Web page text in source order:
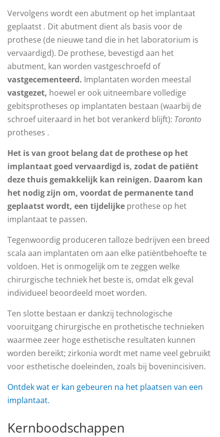
Vervolgens wordt een abutment op het implantaat
geplaatst. Dit abutment dient als basis voor de
prothese (de nieuwe tand die in het laboratorium is
vervaardigd). De prothese, bevestigd aan het
abutment, kan worden vastgeschroefd of
vastgecementeerd. Implantaten worden meestal
vastgezet, hoewel er ook uitneembare volledige
gebitsprotheses op implantaten bestaan ​​(waarbij de
schroef uiteraard in het bot verankerd blijft): Toronto
protheses .
Het is van groot belang dat de prothese op het
implantaat goed vervaardigd is, zodat de patiënt
deze thuis gemakkelijk kan reinigen. Daarom kan
het nodig zijn om, voordat de permanente tand
geplaatst wordt, een tijdelijke prothese op het
implantaat te passen.
Tegenwoordig produceren talloze bedrijven een breed
scala aan implantaten om aan elke patiëntbehoefte te
voldoen. Het is onmogelijk om te zeggen welke
chirurgische techniek het beste is, omdat elk geval
individueel beoordeeld moet worden.
Ten slotte bestaan ​​er dankzij technologische
vooruitgang chirurgische en prothetische technieken
waarmee zeer hoge esthetische resultaten kunnen
worden bereikt; zirkonia wordt met name veel gebruikt
voor esthetische doeleinden, zoals bij bovenincisiven.
Ontdek wat er kan gebeuren na het plaatsen van een
implantaat.
Kernboodschappen